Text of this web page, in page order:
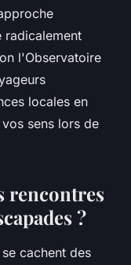
radicalement
l'Observatoire
locales en
sens lors de
rencontres
?
cachent des